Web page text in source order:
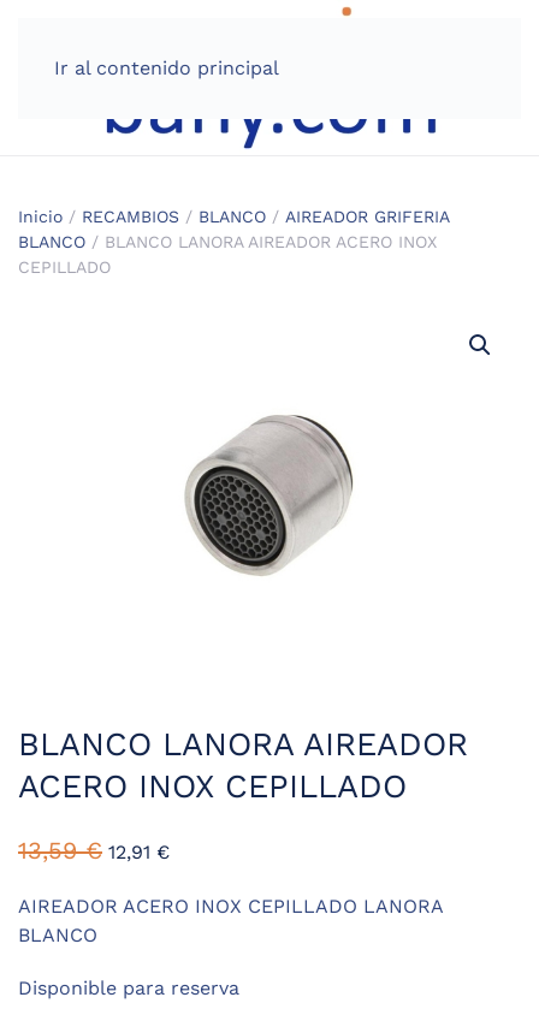
Ir al contenido principal
Inicio / RECAMBIOS / BLANCO / AIREADOR GRIFERIA
BLANCO / BLANCO LANORA AIREADOR ACERO INOX
CEPILLADO
BLANCO LANORA AIREADOR
ACERO INOX CEPILLADO
13,59€ El
original
12,91 €El
actual
AIREADOR ACERO INOX CEPILLADO LANORA
BLANCO
Disponible para reserva